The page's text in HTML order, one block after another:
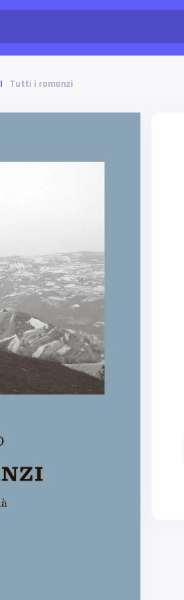
| Tutti i romanzi